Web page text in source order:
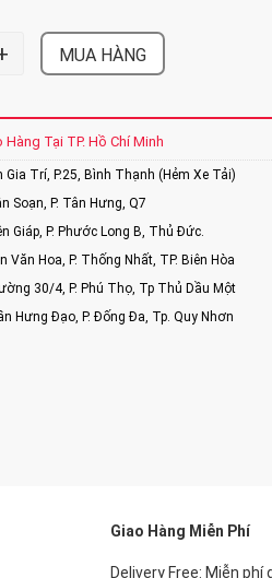
MUA HÀNG
Hàng Tại TP. Hồ Chí Minh
Gia Trí, P.25, Bình Thạnh (Hẻm Xe Tải)
Soạn, P. Tân Hưng, Q7
Giáp, P. Phước Long B, Thủ Đức.
Văn Hoa, P. Thống Nhất, TP. Biên Hòa
30/4, P. Phú Thọ, Tp Thủ Dầu Một
Hưng Đạo, P. Đống Đa, Tp. Quy Nhơn
Giao Hàng Miễn Phí
Delivery Free: Miễn phí